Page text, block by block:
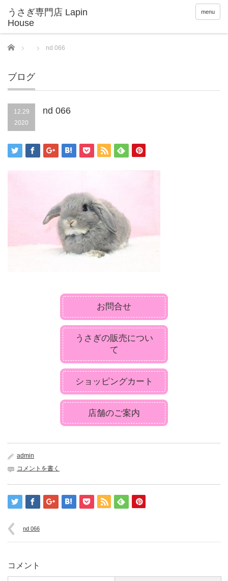
menu
Home nd 066
ブログ
12.29
2020
nd 066
お問合せ
うさぎの販売につい
て
ショッピングカート
店舗のご案内
admin
コメントを書く
nd 066
コメント